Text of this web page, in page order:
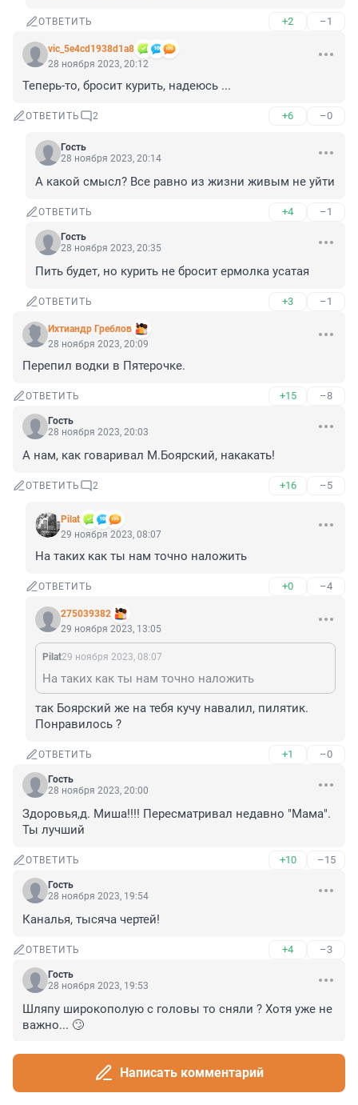
ОТВЕТИТЬ +2 –1
vic_5e4cd1938d1a8
28 ноября 2023, 20:12
Теперь-то, бросит курить, надеюсь ...
ОТВЕТИТЬ 2 +6 –0
Гость
28 ноября 2023, 20:14
А какой смысл? Все равно из жизни живым не уйти
ОТВЕТИТЬ +4 –1
Гость
28 ноября 2023, 20:35
Пить будет, но курить не бросит ермолка усатая
ОТВЕТИТЬ +3 –1
Ихтиандр Греблов
28 ноября 2023, 20:09
Перепил водки в Пятерочке.
ОТВЕТИТЬ +15 –8
Гость
28 ноября 2023, 20:03
А нам, как говаривал М.Боярский, накакать!
ОТВЕТИТЬ 2 +16 –5
Pilat
29 ноября 2023, 08:07
На таких как ты нам точно наложить
ОТВЕТИТЬ +0 –4
275039382
29 ноября 2023, 13:05
Pilat29 ноября 2023, 08:07
На таких как ты нам точно наложить
так Боярский же на тебя кучу навалил, пилятик.
Понравилось ?
ОТВЕТИТЬ +1 –0
Гость
28 ноября 2023, 20:00
Здоровья,д. Миша!!!! Пересматривал недавно "Мама".
Ты лучший
ОТВЕТИТЬ +10 –15
Гость
28 ноября 2023, 19:54
Каналья, тысяча чертей!
ОТВЕТИТЬ +4 –3
Гость
28 ноября 2023, 19:53
Шляпу широкополую с головы то сняли ? Хотя уже не
важно... 🙄
ОТВЕТИТЬ 1 +11 –5
Написать комментарий